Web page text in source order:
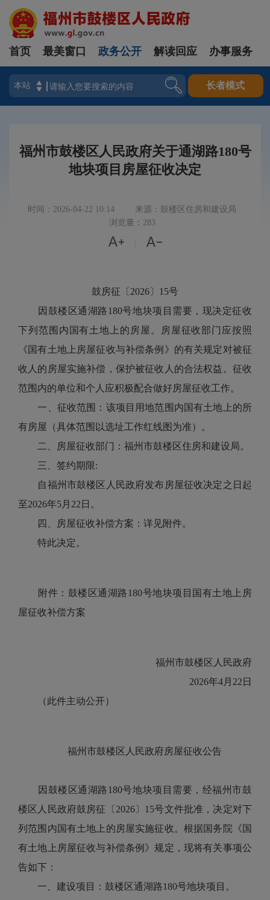
登录
首页 最美窗口 政务公开 解读回应 办事服务
长者模式
福州市鼓楼区人民政府关于通湖路180号
地块项目房屋征收决定
时间：2026-04-22 10:14
来源：鼓楼区住房和建设局
浏览量：283
 
鼓房征〔2026〕15号
因鼓楼区通湖路180号地块项目需要，现决定征收
下列范围内国有土地上的房屋。房屋征收部门应按照
《国有土地上房屋征收与补偿条例》的有关规定对被征
收人的房屋实施补偿，保护被征收人的合法权益。征收
范围内的单位和个人应积极配合做好房屋征收工作。
一、征收范围：该项目用地范围内国有土地上的所
有房屋（具体范围以选址工作红线图为准）。
二、房屋征收部门：福州市鼓楼区住房和建设局。
三、签约期限:
自福州市鼓楼区人民政府发布房屋征收决定之日起
至2026年5月22日。
四、房屋征收补偿方案：详见附件。
特此决定。
附件：鼓楼区通湖路180号地块项目国有土地上房
屋征收补偿方案
福州市鼓楼区人民政府
2026年4月22日
（此件主动公开）
福州市鼓楼区人民政府房屋征收公告
因鼓楼区通湖路180号地块项目需要，经福州市鼓
楼区人民政府鼓房征〔2026〕15号文件批准，决定对下
列范围内国有土地上的房屋实施征收。根据国务院《国
有土地上房屋征收与补偿条例》规定，现将有关事项公
告如下：
一、建设项目：鼓楼区通湖路180号地块项目。